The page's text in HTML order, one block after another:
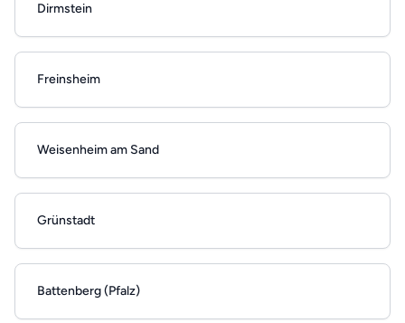
Dirmstein
Freinsheim
Weisenheim am Sand
Grünstadt
Battenberg (Pfalz)